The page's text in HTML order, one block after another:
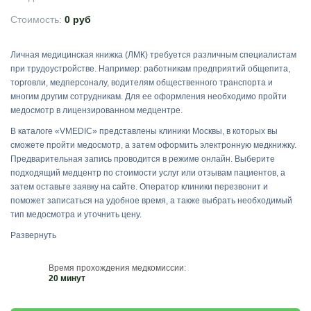
Стоимость: 0 руб
Личная медицинская книжка (ЛМК) требуется различным специалистам
при трудоустройстве. Например: работникам предприятий общепита,
торговли, медперсоналу, водителям общественного транспорта и
многим другим сотрудникам. Для ее оформления необходимо пройти
медосмотр в лицензированном медцентре.
В каталоге «VMEDIC» представлены клиники Москвы, в которых вы
сможете пройти медосмотр, а затем оформить электронную медкнижку.
Предварительная запись проводится в режиме онлайн. Выберите
подходящий медцентр по стоимости услуг или отзывам пациентов, а
затем оставьте заявку на сайте. Оператор клиники перезвонит и
поможет записаться на удобное время, а также выбрать необходимый
тип медосмотра и уточнить цену.
Развернуть
Время прохождения медкомиссии:
20 минут